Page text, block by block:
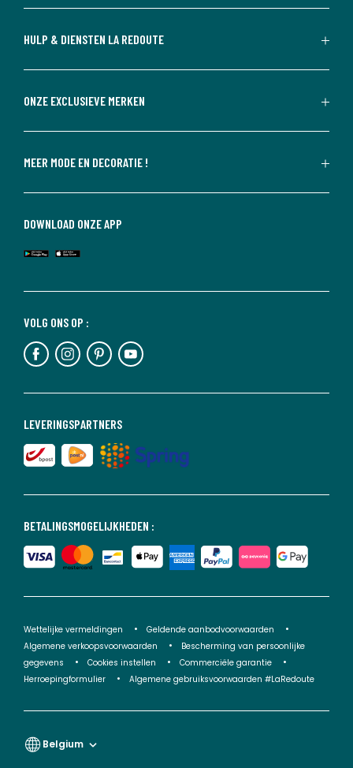
HULP & DIENSTEN LA REDOUTE
ONZE EXCLUSIEVE MERKEN
MEER MODE EN DECORATIE !
BETALINGSMOGELIJKHEDEN :
LEVERINGSPARTNERS
VOLG ONS OP :
DOWNLOAD ONZE APP
Wettelijke vermeldingen
Geldende aanbodvoorwaarden
Algemene verkoopsvoorwaarden
Bescherming van persoonlijke
gegevens
Cookies instellen
Commerciële garantie
Herroepingformulier
Algemene gebruiksvoorwaarden #LaRedoute
Belgium